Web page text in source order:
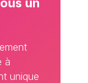
un
à
unique